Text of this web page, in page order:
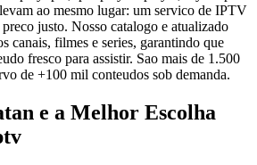
ao mesmo lugar: um servico de IPTV
justo. Nosso catalogo e atualizado
canais, filmes e series, garantindo que
fresco para assistir. Sao mais de 1.500
de +100 mil conteudos sob demanda.
e a Melhor Escolha